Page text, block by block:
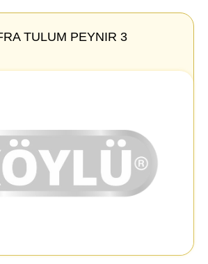
TULUM PEYNIR 3